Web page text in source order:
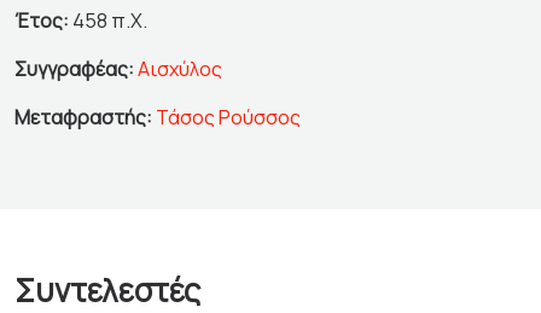
Έτος: 458 π.Χ.
Συγγραφέας:Αισχύλος
Μεταφραστής: Τάσος Ρούσσος
Συντελεστές